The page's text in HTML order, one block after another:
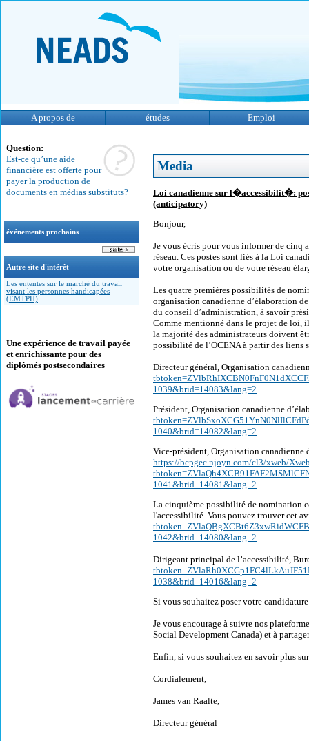
A propos de études Emploi
Question:
Est-ce qu’une aide
financière est offerte pour
payer la production de
documents en médias substituts?
événements prochains
Autre site d'intérêt
Les ententes sur le marché du travail
visant les personnes handicapées
(EMTPH)
Une expérience de travail payée
et enrichissante pour des
diplômés postsecondaires
Media
Loi canadienne sur l�accessibilit�:
(anticipatory)
Bonjour,
Je vous écris pour vous informer de cinq
réseau. Ces postes sont liés à la Loi
votre organisation ou de votre réseau
Les quatre premières possibilités de
organisation canadienne d’élaboration
du conseil d’administration, à savoir
Comme mentionné dans le projet de loi,
la majorité des administrateurs doivent
possibilité de l’OCENA à partir des liens
Directeur général, Organisation
1039&brid=14083&lang=2
Président, Organisation canadienne
1040&brid=14082&lang=2
Vice-président, Organisation
https://bcpgec.njoyn.com/cl3/xweb/
1041&brid=14081&lang=2
La cinquième possibilité de nomination
l'accessibilité. Vous pouvez trouver cet
1042&brid=14080&lang=2
Dirigeant principal de l’accessibilité,
1038&brid=14016&lang=2
Si vous souhaitez poser votre
Je vous encourage à suivre nos
Social Development Canada) et à
Enfin, si vous souhaitez en savoir plus
Cordialement,
James van Raalte,
Directeur général